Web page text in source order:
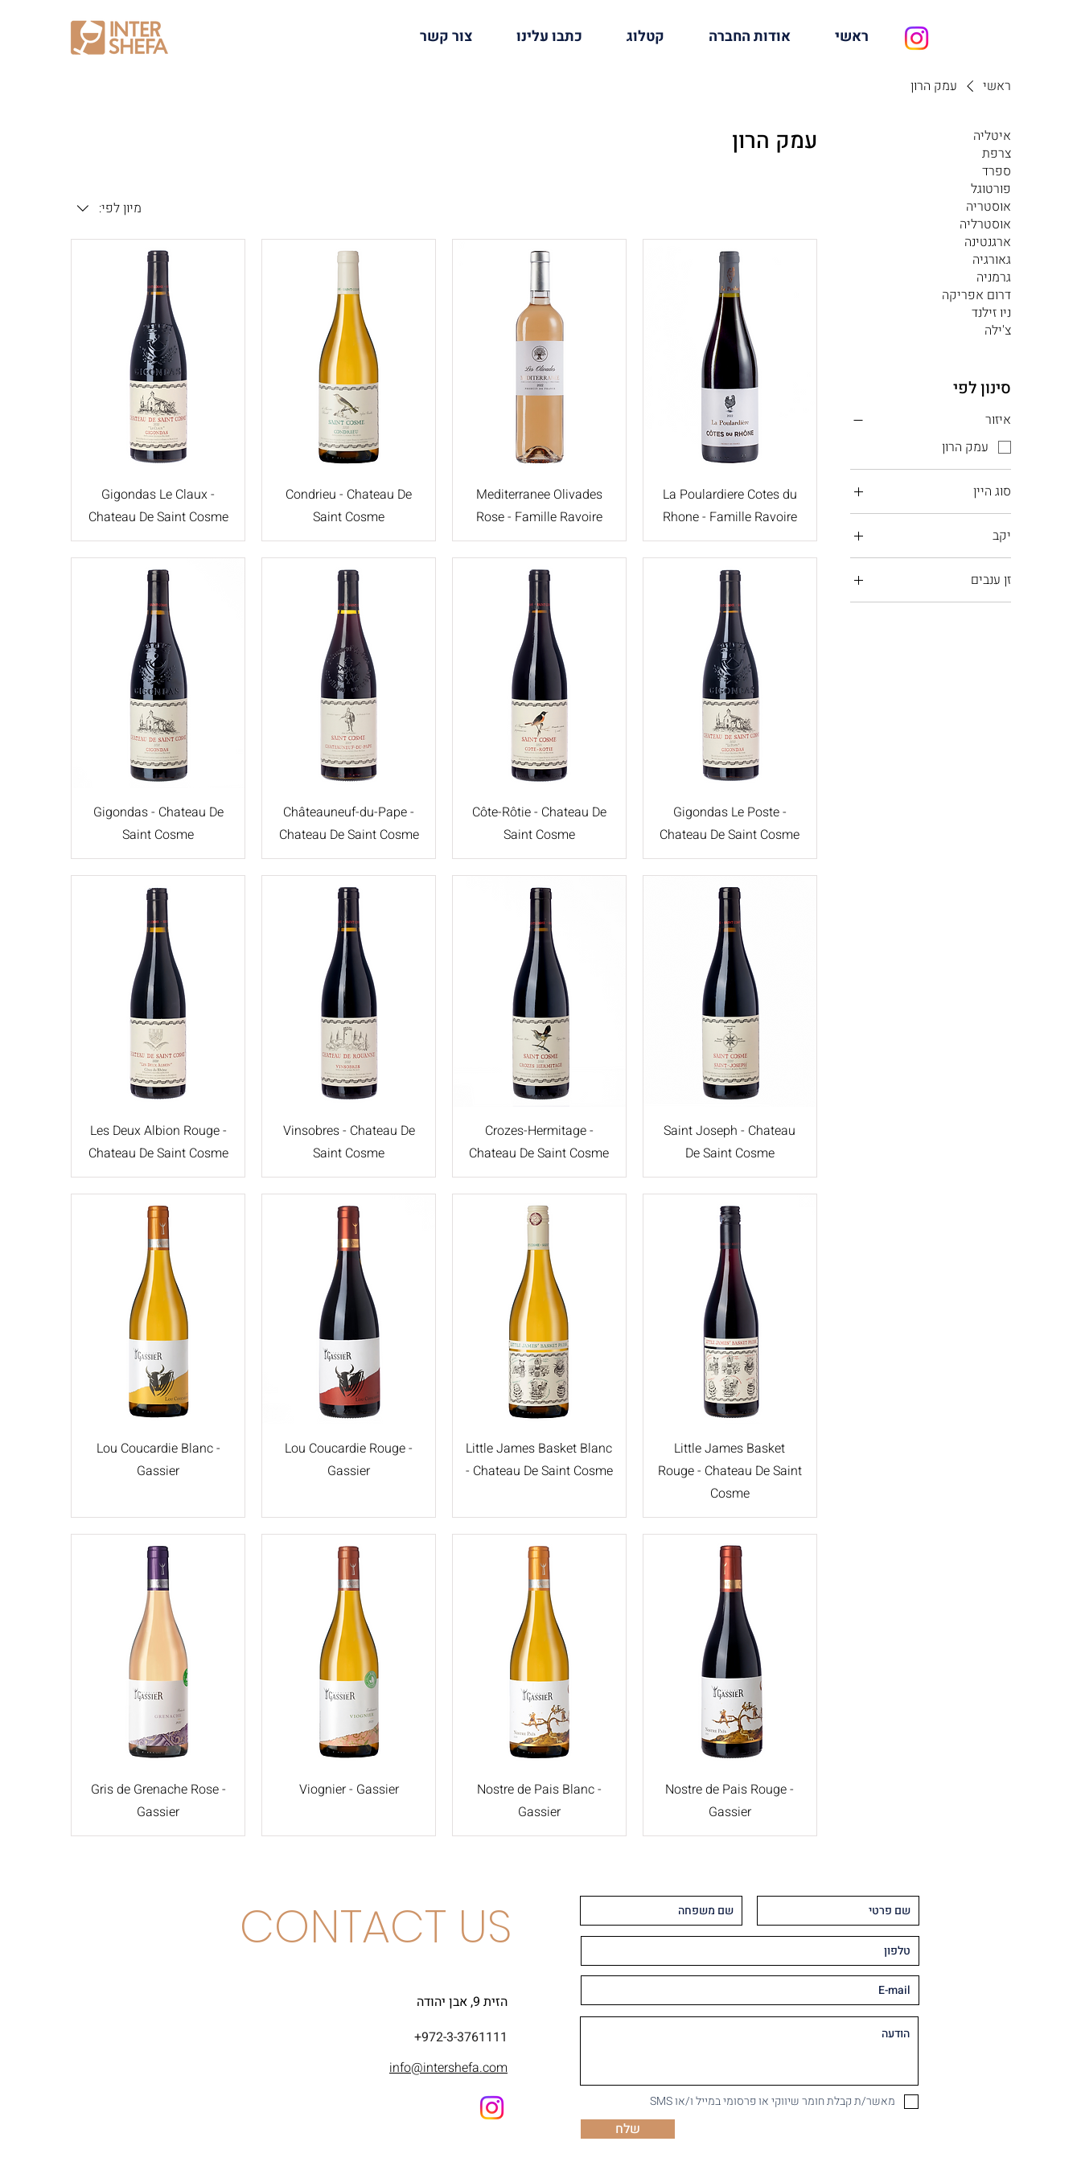
ראשי אודות החברה קטלוג כתבו עלינו צור קשר
ראשי עמק הרון
איטליה
צרפת
ספרד
פורטוגל
אוסטריה
אוסטרליה
ארגנטינה
גאורגיה
גרמניה
דרום אפריקה
ניו זילנד
צ'ילה
סינון לפי
איזור
עמק הרון
סוג היין
יין אדום
יקב
דומיין גאסייה
דומיין דה סנט קוםזן ענבים
גרנאש
עמק הרון
מיון לפי:
La Poulardiere Cotes du
Rhone - Famille Ravoire
Mediterranee Olivades
Rose - Famille Ravoire
Condrieu - Chateau De
Saint Cosme
Gigondas Le Claux -
Chateau De Saint Cosme
Gigondas Le Poste -
Chateau De Saint Cosme
Côte-Rôtie - Chateau De
Saint Cosme
Châteauneuf-du-Pape -
Chateau De Saint Cosme
Gigondas - Chateau De
Saint Cosme
Saint Joseph - Chateau
De Saint Cosme
Crozes-Hermitage -
Chateau De Saint Cosme
Vinsobres - Chateau De
Saint Cosme
Les Deux Albion Rouge -
Chateau De Saint Cosme
Little James Basket
Rouge - Chateau De Saint
Cosme
Little James Basket Blanc
- Chateau De Saint Cosme
Lou Coucardie Rouge -
Gassier
Lou Coucardie Blanc -
Gassier
Nostre de Pais Rouge -
Gassier
Nostre de Pais Blanc -
Gassier
Viognier - Gassier
Gris de Grenache Rose -
Gassier
CONTACT US
הזית 9, אבן יהודה
+972-3-3761111
info@intershefa.com
מאשר/ת קבלת חומר שיווקי או פרסומי במייל ו/או SMS
שלח